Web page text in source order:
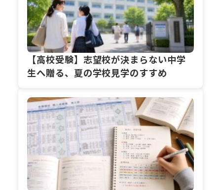
【高校受験】志望校が決まらない中学
生へ贈る、夏の学校見学のすすめ